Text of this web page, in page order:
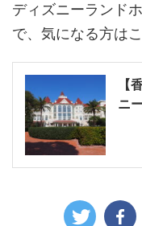
ディズニーランド
で、気になる方は
【
ニ